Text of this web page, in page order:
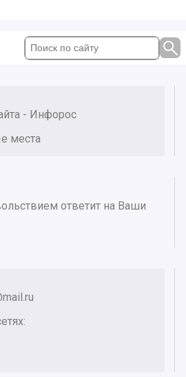
- Инфорос
места
ответит на Ваши